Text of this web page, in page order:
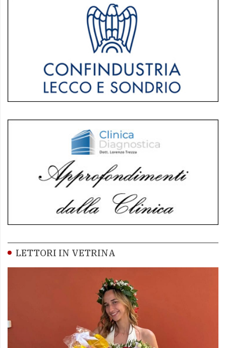
LETTORI IN VETRINA